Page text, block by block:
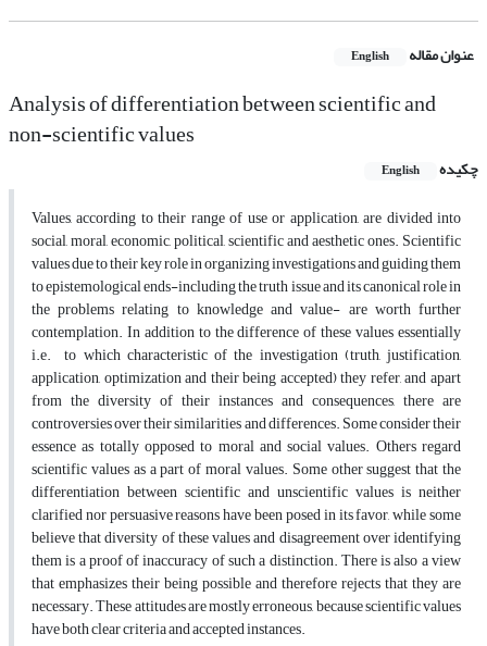
عنوان مقاله English
Analysis of differentiation between scientific and
non-scientific values
چکیده English
Values, according to their range of use or application, are divided into
social, moral, economic, political, scientific and aesthetic ones. Scientific
values due to their key role in organizing investigations and guiding them
to epistemological ends-including the truth issue and its canonical role in
the problems relating to knowledge and value- are worth further
contemplation. In addition to the difference of these values essentially
i.e. to which characteristic of the investigation (truth, justification,
application, optimization and their being accepted) they refer, and apart
from the diversity of their instances and consequences, there are
controversies over their similarities and differences. Some consider their
essence as totally opposed to moral and social values. Others regard
scientific values as a part of moral values. Some other suggest that the
differentiation between scientific and unscientific values is neither
clarified nor persuasive reasons have been posed in its favor, while some
believe that diversity of these values and disagreement over identifying
them is a proof of inaccuracy of such a distinction. There is also a view
that emphasizes their being possible and therefore rejects that they are
necessary. These attitudes are mostly erroneous, because scientific values
have both clear criteria and accepted instances.